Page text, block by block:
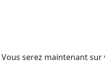
serez maintenant